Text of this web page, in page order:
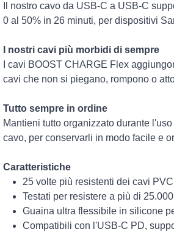
Il nostro cavo da USB-C a USB-C
0 al 50% in 26 minuti, per dispositivi
I nostri cavi più morbidi di sempre
I cavi BOOST CHARGE Flex
cavi che non si piegano, rompono o
Tutto sempre in ordine
Mantieni tutto organizzato durante
cavo, per conservarli in modo facile e
Caratteristiche
25 volte più resistenti dei cavi
Testati per resistere a più di
Guaina ultra flessibile in silicone
Compatibili con l'USB-C PD,